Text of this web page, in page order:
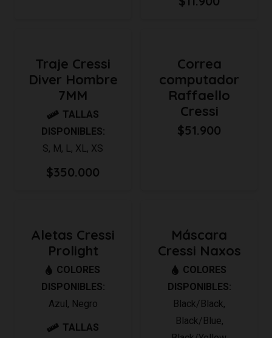
Traje Cressi
Diver Hombre
7MM
TALLAS
DISPONIBLES:
S, M, L, XL, XS
$350.000
Correa
computador
Raffaello
Cressi
$51.900
Aletas Cressi
Prolight
COLORES
DISPONIBLES:
Azul, Negro
TALLAS
Máscara
Cressi Naxos
COLORES
DISPONIBLES:
Black/Black,
Black/Blue,